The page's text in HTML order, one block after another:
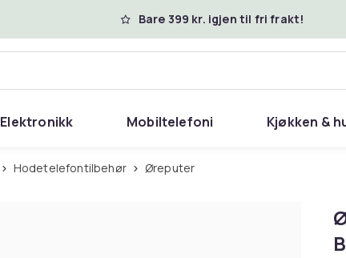
Bare 399 kr. igjen til fri frakt!
Elektronikk Mobiltelefoni Kjøkken &
Hodetelefontilbehør Øreputer